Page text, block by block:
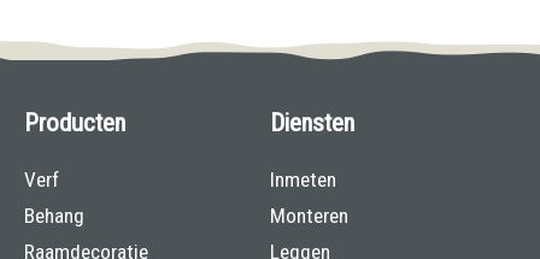
Producten
Verf
Behang
Raamdecoratie
Diensten
Inmeten
Monteren
Leggen